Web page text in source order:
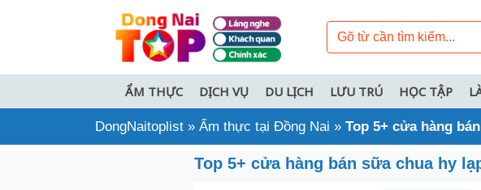
ẨM THỰC DỊCH VỤ DU LỊCH LƯU TRÚ HỌC TẬP
DongNaitoplist » Ẩm thực tại Đồng Nai » Top 5+ cửa hàng
Top 5+ cửa hàng bán sữa chua hy